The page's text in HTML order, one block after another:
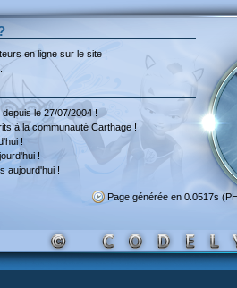
en ligne sur le site !
depuis le 27/07/2004 !
à la communauté Carthage !
!
!
aujourd'hui !
Page générée en 0.0517s